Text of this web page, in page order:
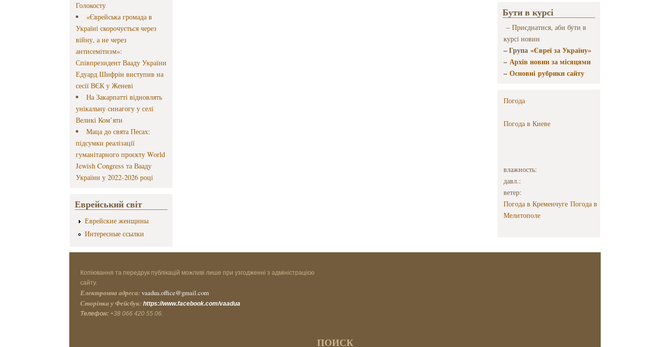
Голокосту
«Єврейська громада в
Україні скорочується через
війну, а не через
антисемітизм»:
Співпрезидент Вааду України
Едуард Шифрін виступив на
сесії ВЄК у Женеві
На Закарпатті відновлять
унікальну синагогу у селі
Великі Ком’яти
Маца до свята Песах:
підсумки реалізації
гуманітарного проєкту World
Jewish Congress та Вааду
України у 2022-2026 році
Еврейський світ
Еврейские женщины
Интересные ссылки
Бути в курсі
– Приєднатися, аби бути в
курсі новин
– Група «Євреї за Україну»
–Архів новин за місяцями
–Основні рубрики сайту
Погода
Погода в Киеве
влажность:
давл.:
ветер:
Погода в Кременчуге Погода в
Мелитополе
Копіювання та передрук публікацій можливі лише при узгодженні з адміністрацією
сайту.
Електронна адреса: vaadua.office@gmail.com
Сторінка у Фейсбук: https://www.facebook.com/vaadua
Телефон: +38 066 420 55 06.
ПОИСК